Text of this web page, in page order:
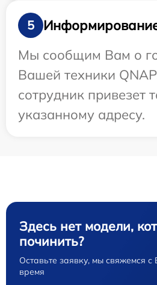
5
Мы сообщим Вам о
Вашей техники
сотрудник привезет
указанному адресу.
Здесь нет модели,
починить?
Оставьте заявку, мы свяжемся
время